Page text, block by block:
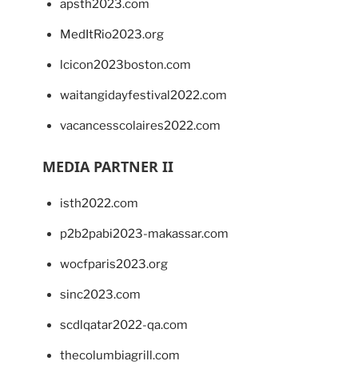
apsth2023.com
MedItRio2023.org
lcicon2023boston.com
waitangidayfestival2022.com
vacancesscolaires2022.com
MEDIA PARTNER II
isth2022.com
p2b2pabi2023-makassar.com
wocfparis2023.org
sinc2023.com
scdlqatar2022-qa.com
thecolumbiagrill.com